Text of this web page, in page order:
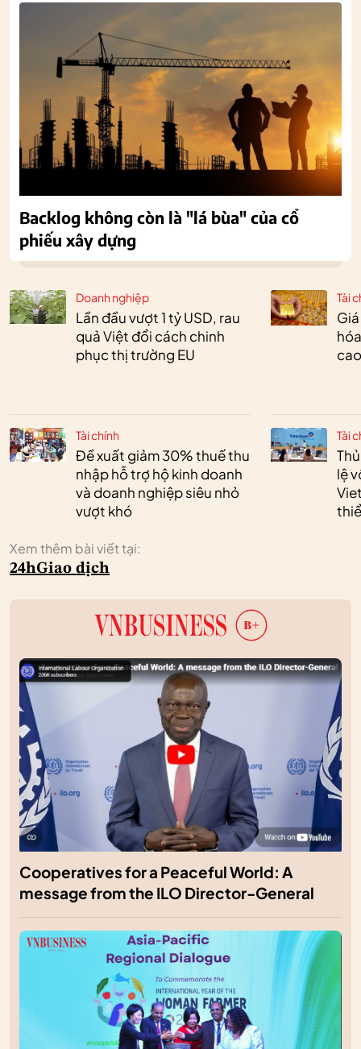
Doanh nghiệp
Lần đầu vượt 1 tỷ USD, rau
quả Việt đổi cách chinh
phục thị trường EU
Tài chính
Đề xuất giảm 30% thuế thu
nhập hỗ trợ hộ kinh doanh
và doanh nghiệp siêu nhỏ
vượt khó
Tài
Tài
lệ
Xem thêm bài viết tại:
24hGiao dịch
Backlog không còn là "lá bùa" của cổ
phiếu xây dựng
Cooperatives for a Peaceful World: A
message from the ILO Director-General